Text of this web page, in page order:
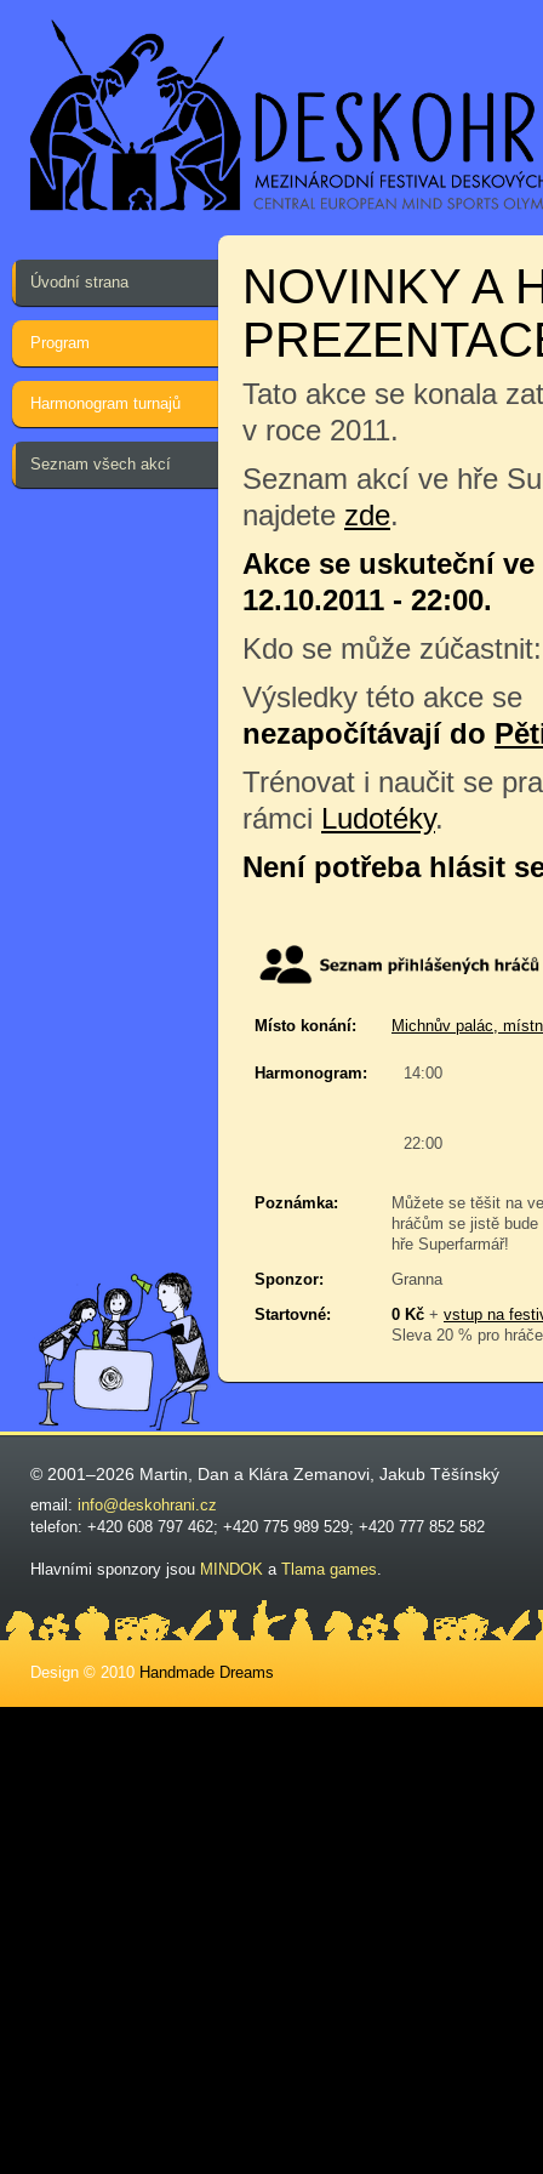
Úvodní strana
Program
Harmonogram turnajů
Seznam všech akcí
NOVINKY A
Tato akce se konala
v roce 2011.
Seznam akcí ve hře
najdete zde.
Akce se uskuteční
12.10.2011 - 22:00.
Kdo se může
Výsledky této akce se
nezapočítávají do
Trénovat i naučit se
rámci Ludotéky.
Není potřeba hlásit
Místo konání: Michnův palác,
Harmonogram: 14:00
22:00
Poznámka:
Můžete se těšit na
hráčům se jistě
hře Superfarmář!
Sponzor:
Granna
Startovné:
0 Kč + vstup na
Sleva 20 % pro
© 2001–2026 Martin, Dan a Klára Zemanovi, Jakub Těšínský
email: info@deskohrani.cz
telefon: +420 608 797 462; +420 775 989 529; +420 777 852 582
Hlavními sponzory jsou MINDOK a Tlama games.
Design © 2010 Handmade Dreams